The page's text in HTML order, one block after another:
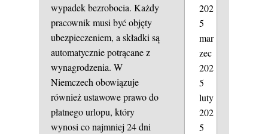
wypadek bezrobocia. Każdy
pracownik musi być objęty
ubezpieczeniem, a składki są
automatycznie potrącane z
wynagrodzenia. W
Niemczech obowiązuje
również ustawowe prawo do
płatnego urlopu, który
wynosi co najmniej 24 dni
202
5
mar
zec
202
5
luty
202
5